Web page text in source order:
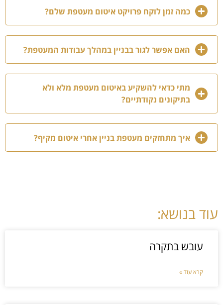
כמה זמן לוקח פרויקט איטום מעטפת שלם?
האם אפשר לגור בבניין במהלך עבודות המעטפת?
מתי כדאי להשקיע באיטום מעטפת מלא ולא
בתיקונים נקודתיים?
איך מתחזקים מעטפת בניין אחרי איטום מקיף?
עוד בנושא:
עובש בתקרה
קרא עוד »